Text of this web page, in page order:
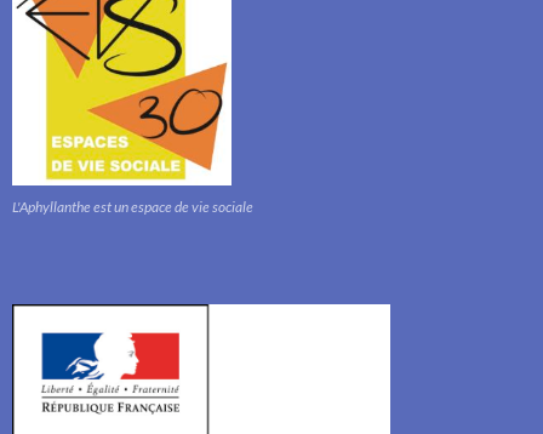
L'Aphyllanthe est un espace de vie sociale